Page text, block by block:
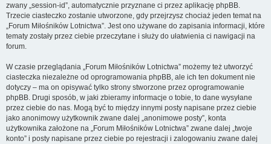
zwany „session-id”, automatycznie przyznane ci przez aplikację phpBB.
Trzecie ciasteczko zostanie utworzone, gdy przejrzysz chociaż jeden temat na
„Forum Miłośników Lotnictwa”. Jest ono używane do zapisania informacji, które
tematy zostały przez ciebie przeczytane i służy do ułatwienia ci nawigacji na
forum.
W czasie przeglądania „Forum Miłośników Lotnictwa” możemy też utworzyć
ciasteczka niezależne od oprogramowania phpBB, ale ich ten dokument nie
dotyczy – ma on opisywać tylko strony stworzone przez oprogramowanie
phpBB. Drugi sposób, w jaki zbieramy informacje o tobie, to dane wysyłane
przez ciebie do nas. Mogą być to między innymi posty napisane przez ciebie
jako anonimowy użytkownik zwane dalej „anonimowe posty”, konta
użytkownika założone na „Forum Miłośników Lotnictwa” zwane dalej „twoje
konto” i posty napisane przez ciebie po rejestracji i zalogowaniu zwane dalej